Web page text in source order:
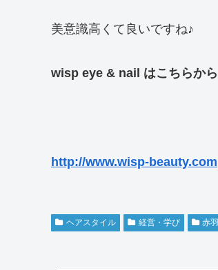
美意識高くて良いですね♪
wisp eye & nail はこちらから
http://www.wisp-beauty.com
ヘアスタイル 経営・学び 赤羽